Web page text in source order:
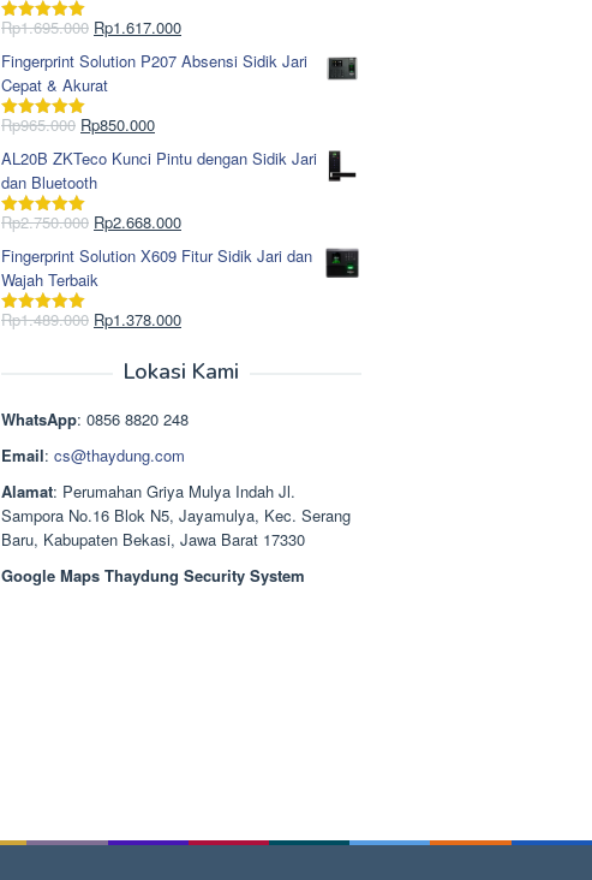
Rp1.868.000.
Dinilai5.00
Rp1.695.000 Harga
aslinya
adalah:
Rp1.695.000.
Rp1.617.000Harga
saat
ini
Fingerprint Solution P207 Absensi Sidik Jari
Cepat & Akurat
Dinilai5.00
Rp965.000 Harga
aslinya
adalah:
Rp965.000.
Rp850.000Harga
saat
ini
Rp850.000.
AL20B ZKTeco Kunci Pintu dengan Sidik Jari
dan Bluetooth
Dinilai5.00
Rp2.750.000 Harga
aslinya
adalah:
Rp2.750.000.
Rp2.668.000Harga
saat
ini
Rp2.668.000.
Fingerprint Solution X609 Fitur Sidik Jari dan
Wajah Terbaik
Dinilai5.00
Rp1.489.000 Harga
adalah:
Rp1.378.000Harga
ini
Rp1.378.000.
Lokasi Kami
WhatsApp: 0856 8820 248
Email: cs@thaydung.com
Alamat: Perumahan Griya Mulya Indah Jl.
Sampora No.16 Blok N5, Jayamulya, Kec. Serang
Baru, Kabupaten Bekasi, Jawa Barat 17330
Google Maps Thaydung Security System